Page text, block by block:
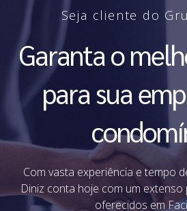
Seja cliente do
Garanta o
para sua
Com vasta experiência e tempo
Diniz conta hoje com um
oferecidos em